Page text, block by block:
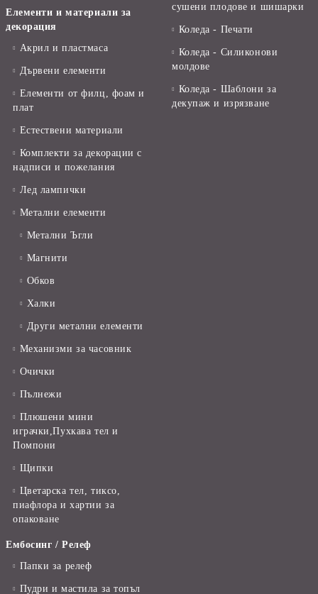
Елементи и материали за
декорация
Акрил и пластмаса
Дървени елементи
Елементи от филц, фоам и
плат
Естествени материали
Комплекти за декорации с
надписи и пожелания
Лед лампички
Метални елементи
Метални Ъгли
Магнити
Обков
Халки
Други метални елементи
Механизми за часовник
Очички
Пълнежи
Плюшени мини
играчки,Пухкава тел и
Помпони
Щипки
Цветарска тел, тиксо,
пиафлора и хартии за
опаковане
Ембосинг / Релеф
Папки за релеф
Пудри и мастила за топъл
сушени плодове и шишарки
Коледа - Печати
Коледа - Силиконови
молдове
Коледа - Шаблони за
декупаж и изрязване